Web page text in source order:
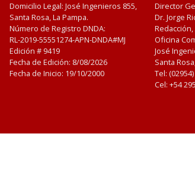
Domicilio Legal: José Ingenieros 855,
Santa Rosa, La Pampa.
Número de Registro DNDA:
RL-2019-55551274-APN-DNDA#MJ
Edición # 9419
Fecha de Edición: 8/08/2026
Fecha de Inicio: 19/10/2000
Director
Dr. Jorge
Oficina
José
Santa
Tel:
Cel: +54